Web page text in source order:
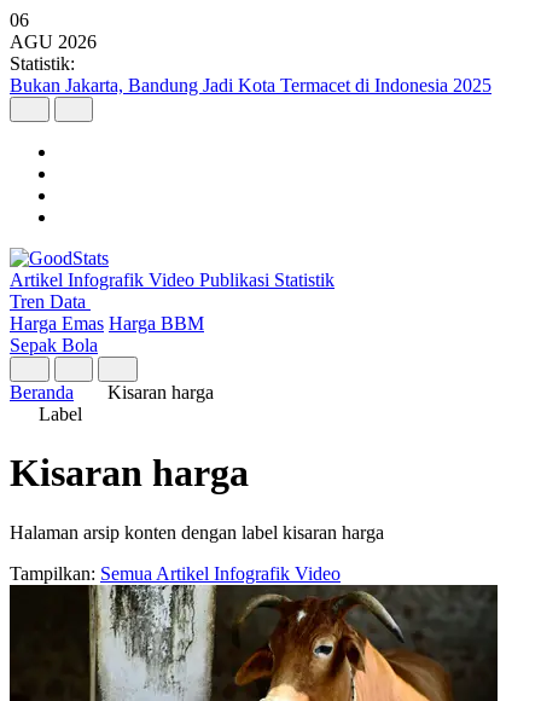
06
AGU 2026
Statistik:
Bukan Jakarta, Bandung Jadi Kota Termacet di Indonesia 2025
Artikel Infografik Video Publikasi Statistik
Tren Data
Harga Emas Harga BBM
Sepak Bola
Beranda
Kisaran harga
Label
Kisaran harga
Halaman arsip konten dengan label kisaran harga
Tampilkan: Semua Artikel Infografik Video